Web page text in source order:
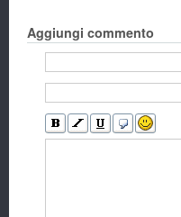
Aggiungi commento